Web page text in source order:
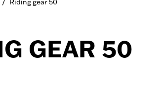
/ Riding gear 50
GEAR 50